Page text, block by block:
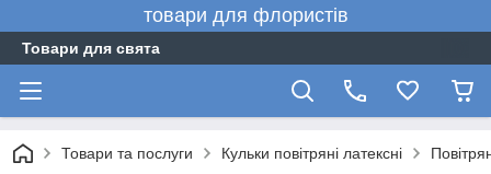
товари для флористів
Товари для свята
Товари та послуги Кульки повітряні латексні